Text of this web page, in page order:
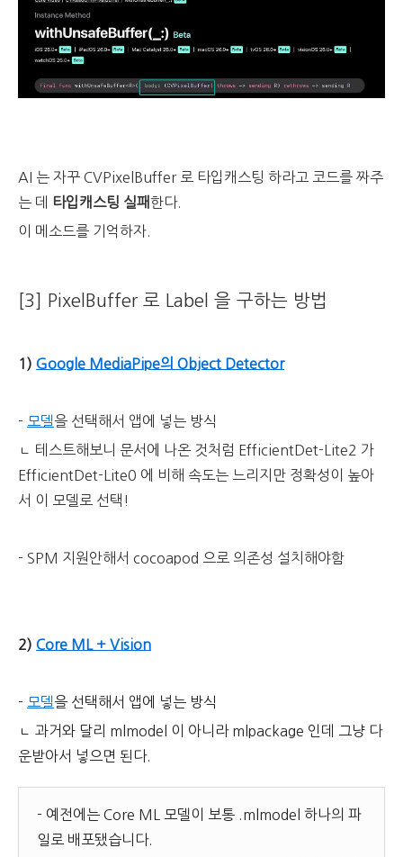
AI 는 자꾸 CVPixelBuffer 로 타입캐스팅 하라고 코드를 짜주
는 데
타입캐스팅 실패한다.
이 메소드를 기억하자.
[3] PixelBuffer 로 Label 을 구하는 방법
1) Google MediaPipe의 Object Detector
- 모델을 선택해서 앱에 넣는 방식
ㄴ 테스트해보니 문서에 나온 것처럼 EfficientDet-Lite2 가
EfficientDet-Lite0 에 비해 속도는 느리지만 정확성이 높아
서 이 모델로 선택!
- SPM 지원안해서 cocoapod 으로 의존성 설치해야함
2) Core ML + Vision
- 모델을 선택해서 앱에 넣는 방식
ㄴ 과거와 달리 mlmodel 이 아니라 mlpackage 인데 그냥 다
운받아서 넣으면 된다.
- 예전에는 Core ML 모델이 보통 .mlmodel 하나의 파
일로 배포됐습니다.